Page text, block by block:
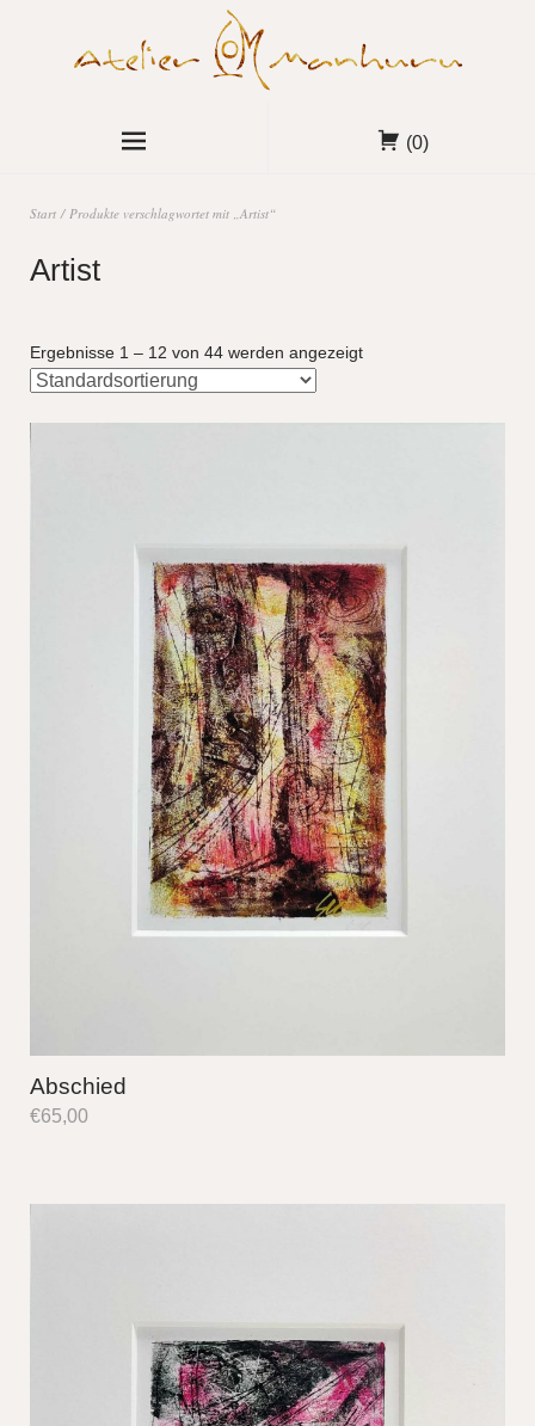
(0)
Start / Produkte verschlagwortet mit „Artist“
Artist
Ergebnisse 1 – 12 von 44 werden angezeigt
Abschied
€65,00